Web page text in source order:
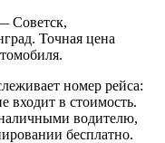
Советск,
Точная цена
номер рейса:
входит в стоимость.
водителю,
бесплатно.